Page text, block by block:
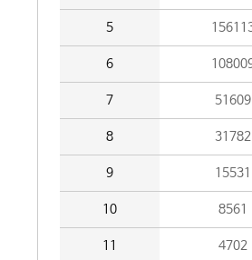
5
6
7 51609
8 31782
9 15531
10 8561
11 4702